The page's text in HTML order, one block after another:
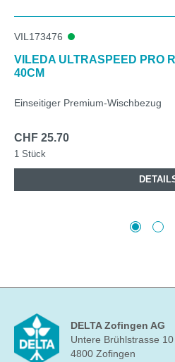
VIL173476
VILEDA ULTRASPEED PRO
40CM
Einseitiger Premium-Wischbezug
CHF 25.70
1 Stück
DELTA Zofingen AG
Untere Brühlstrasse 10
4800 Zofingen